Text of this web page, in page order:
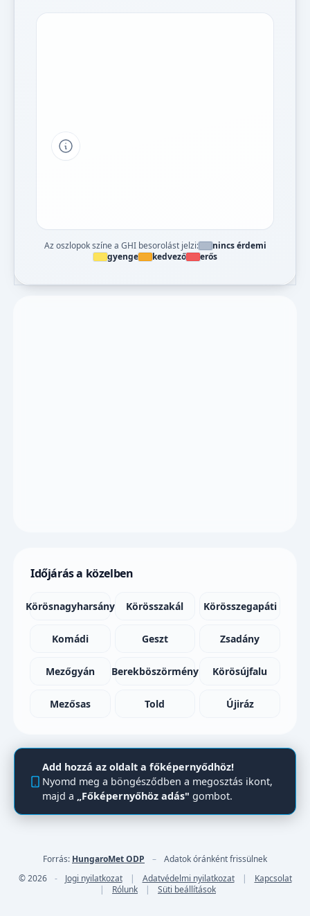
Tipp a grafikon jelmagyarázatához
Az oszlopok színe a GHI besorolást jelzi:
nincs érdemi
gyenge
kedvező erős
Időjárás a közelben
Körösnagyharsány Körösszakál Körösszegapáti
Komádi Geszt Zsadány
Mezőgyán Berekböszörmény Körösújfalu
Mezősas Told Újiráz
Add hozzá az oldalt a főképernyődhöz!
Nyomd meg a böngésződben a megosztás ikont,
majd a „Főképernyőhöz adás" gombot.
Forrás: HungaroMet ODP –
Adatok óránként frissülnek
© 2026
- Jogi nyilatkozat | Adatvédelmi nyilatkozat |
Kapcsolat
|
Rólunk | Süti beállítások